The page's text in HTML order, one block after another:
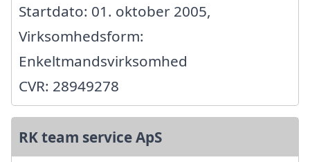
Startdato: 01. oktober 2005,
Virksomhedsform:
Enkeltmandsvirksomhed
CVR: 28949278
RK team service ApS